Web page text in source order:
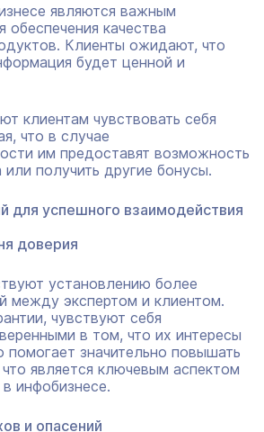
являются важным
качества
Клиенты ожидают, что
будет ценной и
клиентам чувствовать себя
что в случае
им предоставят возможность
или получить другие бонусы.
для успешного взаимодействия
доверия
установлению более
между экспертом и клиентом.
чувствуют себя
в том, что их интересы
помогает значительно повышать
является ключевым аспектом
инфобизнесе.
и опасений